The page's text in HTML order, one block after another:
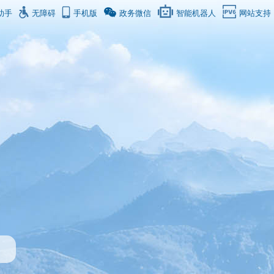
手 无障碍 手机版 政务微信 智能机器人 网站支持